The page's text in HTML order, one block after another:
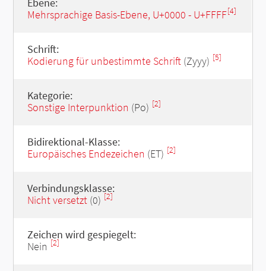
Mehrsprachige Basis-Ebene, U+0000 - U+FFFF[4]
Schrift:
Kodierung für unbestimmte Schrift(Zyyy) [5]
Kategorie:
Sonstige Interpunktion (Po) [2]
Bidirektional-Klasse:
Europäisches Endezeichen (ET) [2]
Verbindungsklasse:
Nicht versetzt(0) [2]
Zeichen wird gespiegelt:
Nein [2]